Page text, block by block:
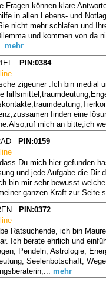
Fragen können klare
in allen Lebens- und
nicht mehr schlafen und
und kommen von da
mehr
PIN:0384
zigeuner .Ich bin medial
finden eine
mich an bitte,ich
PIN:0159
Du mich hier gefunden
und jede Aufgabe die Dir
bin mir sehr bewusst
ganzen Kraft zur Seite
PIN:0372
Ratsuchende, ich bin
Ich berate ehrlich und
Pendeln, Astrologie,
Seelenbotschaft,
mehr